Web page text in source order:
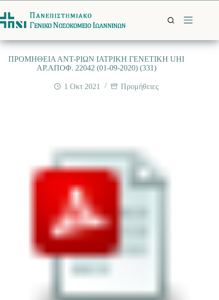
στο
περιεχόμενο
ΠΡΟΜΗΘΕΙΑ ΑΝΤ-ΡΙΩΝ ΙΑΤΡΙΚΗ ΓΕΝΕΤΙΚΗ UHI
ΑΡ.ΑΠΟΦ. 22042 (01-09-2020) (331)
1 Οκτ 2021 Προμήθειες